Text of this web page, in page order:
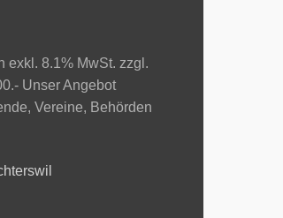
exkl. 8.1% MwSt. zzgl.
Unser Angebot
Vereine, Behörden